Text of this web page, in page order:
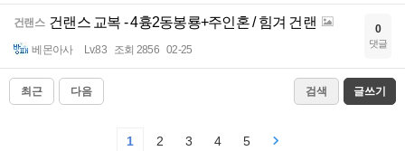
건랜스 건랜스 교복 - 4흉2동봉룡+주인혼 / 힘겨 건랜
베몬아사 Lv.83 조회 2856 02-25
0
댓글
최근 다음 검색 글쓰기
1 2 3 4 5